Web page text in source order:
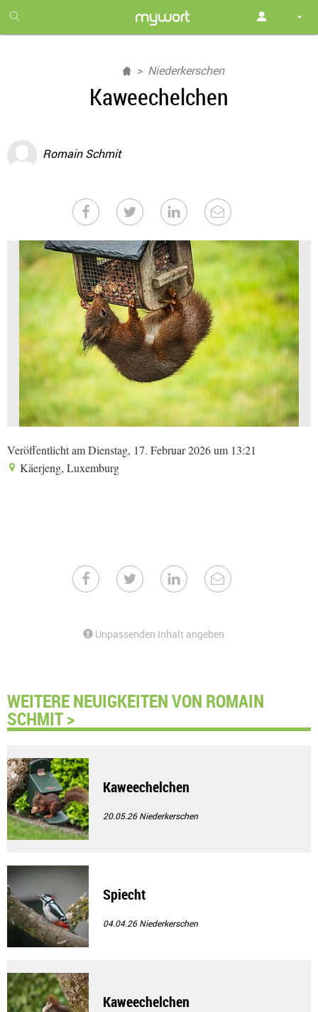
month
free
Niederkerschen
Kaweechelchen
Romain Schmit
Veröffentlicht am Dienstag, 17. Februar 2026 um 13:21
Käerjeng, Luxemburg
Unpassenden Inhalt angeben
WEITERE NEUIGKEITEN VON ROMAIN
SCHMIT >
Kaweechelchen
20.05.26Niederkerschen
Spiecht
04.04.26Niederkerschen
Kaweechelchen